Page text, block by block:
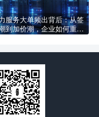
服务大单频出背后：从签
到加价潮，企业如何重新